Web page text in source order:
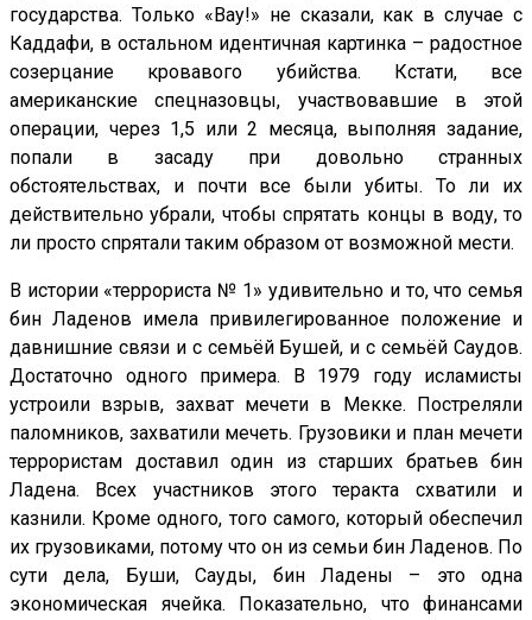
государства. Только «Вау!» не сказали, как в случае с
Каддафи, в остальном идентичная картинка – радостное
созерцание кровавого убийства. Кстати, все
американские спецназовцы, участвовавшие в этой
операции, через 1,5 или 2 месяца, выполняя задание,
попали в засаду при довольно странных
обстоятельствах, и почти все были убиты. То ли их
действительно убрали, чтобы спрятать концы в воду, то
ли просто спрятали таким образом от возможной мести.
В истории «террориста № 1» удивительно и то, что семья
бин Ладенов имела привилегированное положение и
давнишние связи и с семьёй Бушей, и с семьёй Саудов.
Достаточно одного примера. В 1979 году исламисты
устроили взрыв, захват мечети в Мекке. Постреляли
паломников, захватили мечеть. Грузовики и план мечети
террористам доставил один из старших братьев бин
Ладена. Всех участников этого теракта схватили и
казнили. Кроме одного, того самого, который обеспечил
их грузовиками, потому что он из семьи бин Ладенов. По
сути дела, Буши, Сауды, бин Ладены – это одна
экономическая ячейка. Показательно, что финансами